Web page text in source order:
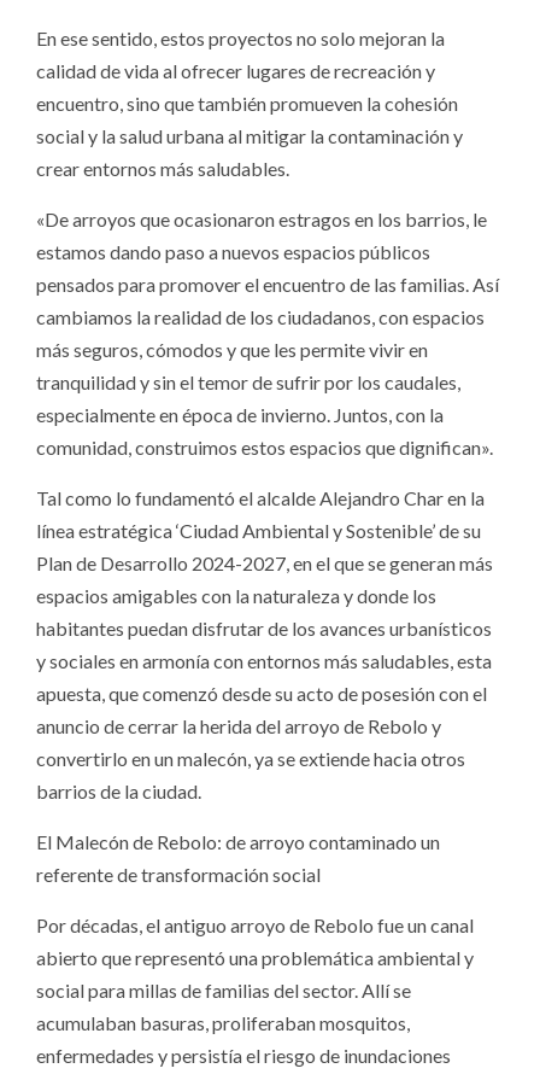
En ese sentido, estos proyectos no solo mejoran la
calidad de vida al ofrecer lugares de recreación y
encuentro, sino que también promueven la cohesión
social y la salud urbana al mitigar la contaminación y
crear entornos más saludables.
«De arroyos que ocasionaron estragos en los barrios, le
estamos dando paso a nuevos espacios públicos
pensados ​​para promover el encuentro de las familias. Así
cambiamos la realidad de los ciudadanos, con espacios
más seguros, cómodos y que les permite vivir en
tranquilidad y sin el temor de sufrir por los caudales,
especialmente en época de invierno. Juntos, con la
comunidad, construimos estos espacios que dignifican».
Tal como lo fundamentó el alcalde Alejandro Char en la
línea estratégica ‘Ciudad Ambiental y Sostenible’ de su
Plan de Desarrollo 2024-2027, en el que se generan más
espacios amigables con la naturaleza y donde los
habitantes puedan disfrutar de los avances urbanísticos
y sociales en armonía con entornos más saludables, esta
apuesta, que comenzó desde su acto de posesión con el
anuncio de cerrar la herida del arroyo de Rebolo y
convertirlo en un malecón, ya se extiende hacia otros
barrios de la ciudad.
El Malecón de Rebolo: de arroyo contaminado un
referente de transformación social
Por décadas, el antiguo arroyo de Rebolo fue un canal
abierto que representó una problemática ambiental y
social para millas de familias del sector. Allí se
acumulaban basuras, proliferaban mosquitos,
enfermedades y persistía el riesgo de inundaciones